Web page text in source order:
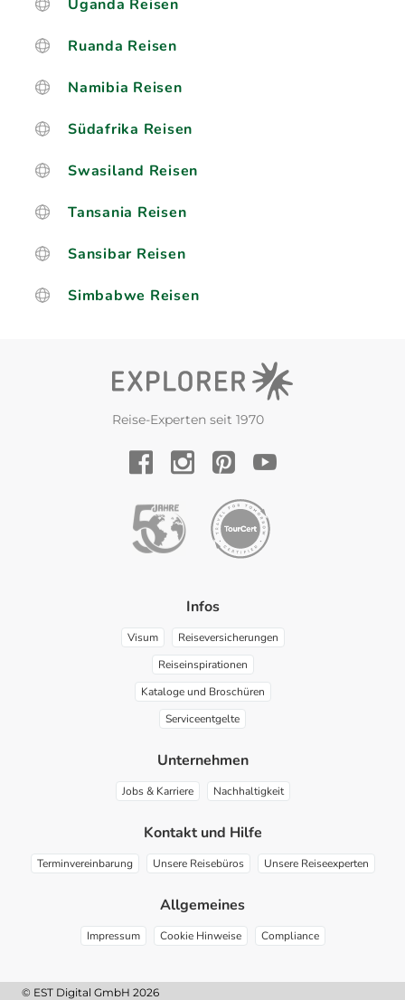
Uganda Reisen
Ruanda Reisen
Namibia Reisen
Südafrika Reisen
Swasiland Reisen
Tansania Reisen
Sansibar Reisen
Simbabwe Reisen
Reise-Experten seit 1970
Infos
Visum
Reiseversicherungen
Reiseinspirationen
Kataloge und Broschüren
Serviceentgelte
Unternehmen
Jobs & Karriere Nachhaltigkeit
Kontakt und Hilfe
Terminvereinbarung Unsere Reisebüros Unsere Reiseexperten
Allgemeines
Impressum Cookie Hinweise Compliance
© EST Digital GmbH 2026